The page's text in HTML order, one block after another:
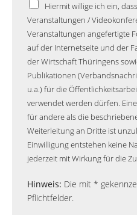
Hiermit willige ich ein,
Veranstaltungen /
Veranstaltungen angefertigte
auf der Internetseite und der
der Wirtschaft Thüringens
Publikationen
u.a.) für die
verwendet werden dürfen.
für andere als die
Weiterleitung an Dritte ist
Einwilligung entstehen keine
jederzeit mit Wirkung für die
Hinweis: Die mit *
Pflichtfelder.